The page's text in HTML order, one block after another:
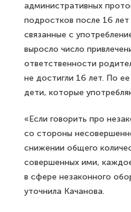
административных
подростков после 16
связанные с
выросло число
ответственности
не достигли 16 лет. По
дети, которые
«Если говорить про
со стороны
снижении общего
совершенных ими,
в сфере незаконного
уточнила Качанова.